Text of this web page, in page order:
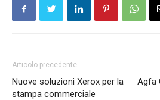
Articolo precedente
Nuove soluzioni Xerox per la
stampa commerciale
Agfa